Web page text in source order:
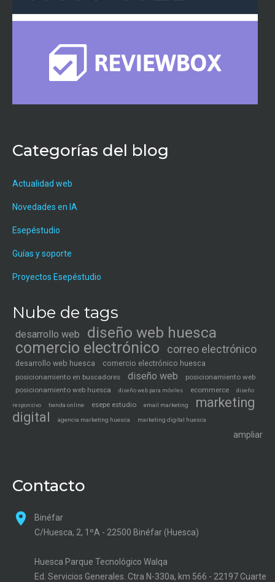
Categorías del blog
Actualidad web
Novedades en IA
Esepéstudio
Guías y soporte
Proyectos Esepéstudio
Nube de tags
desarrollo web
diseño web huesca
comercio electrónico
correo electrónico
desarrollo web huesca comercio electrónico huesca
posicionamiento en buscadores diseño web
posicionamiento web
posicionamiento web huesca
diseño web para móviles ecommerce diseño
responsivo tienda online esepe estudio email marketing
marketing
digital
agencia marketing huesca marketing digital huesca
ampliar
Contacto
Binéfar
C/Huesca, 2, 1ºA - 22500 Binéfar (Huesca)
Huesca Parque Tecnológico Walqa
Ed. Servicios Generales. Ctra N-330a, km 566 - 22197 Cuarte